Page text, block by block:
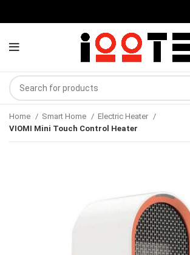
Home Smart Home
Electric Heater
VIOMI Mini Touch Control Heater